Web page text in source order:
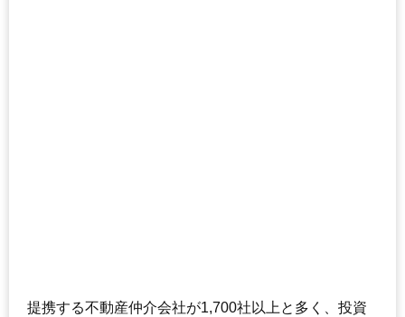
提携する不動産仲介会社が1,700社以上と多く、投資